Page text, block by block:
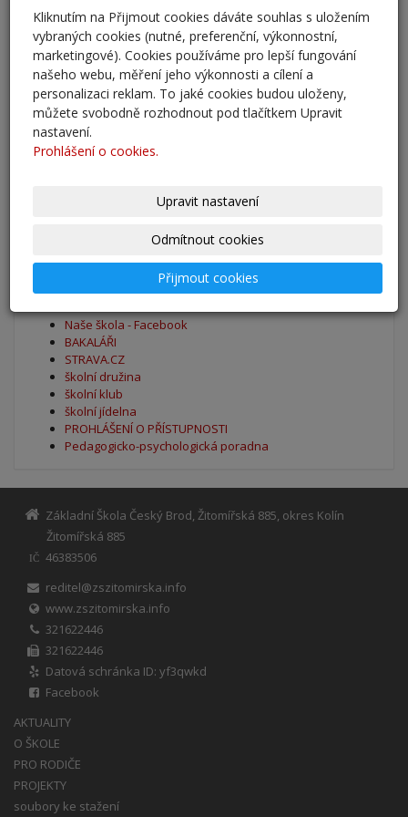
Adaptační kurzy
27. 8. 2025
Zahájení školního roku 2025/2026
27. 8. 2025
Výsledky - přestup do 6. očníku
Naše škola - Facebook
BAKALÁŘI
STRAVA.CZ
školní družina
školní klub
školní jídelna
PROHLÁŠENÍ O PŘÍSTUPNOSTI
Pedagogicko-psychologická poradna
Základní Škola Český Brod, Žitomířská 885, okres Kolín
Žitomířská 885
IČ
46383506
reditel@zszitomirska.info
www.zszitomirska.info
321622446
321622446
Datová schránka ID: yf3qwkd
Facebook
AKTUALITY
O ŠKOLE
PRO RODIČE
PROJEKTY
soubory ke stažení
Kliknutím na Přijmout cookies dáváte souhlas s uložením
vybraných cookies (nutné, preferenční, výkonnostní,
marketingové). Cookies používáme pro lepší fungování
našeho webu, měření jeho výkonnosti a cílení a
personalizaci reklam. To jaké cookies budou uloženy,
můžete svobodně rozhodnout pod tlačítkem Upravit
nastavení.
Prohlášení o cookies.
Upravit nastavení
Odmítnout cookies
Přijmout cookies